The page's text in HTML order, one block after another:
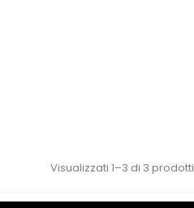
Visualizzati 1–3 di 3 prodotti